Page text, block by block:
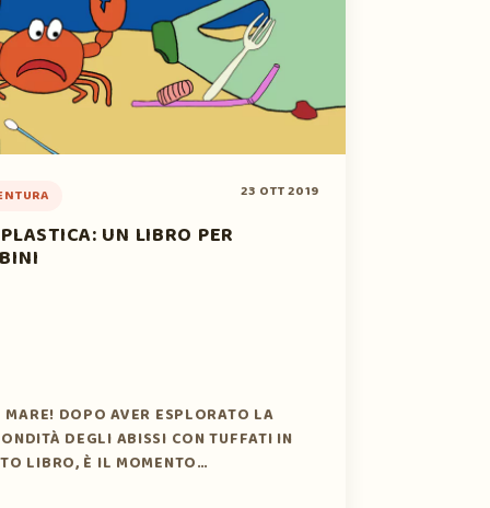
23 OTT 2019
UN LIBRO PER
MARE! DOPO AVER ESPLORATO LA
DEGLI ABISSI CON TUFFATI IN
LIBRO, È IL MOMENTO…